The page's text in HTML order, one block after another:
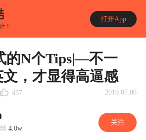
！
打开App
的N个Tips|—不一
文，才显得高逼感
457 2019.07.06
4.0w
关注